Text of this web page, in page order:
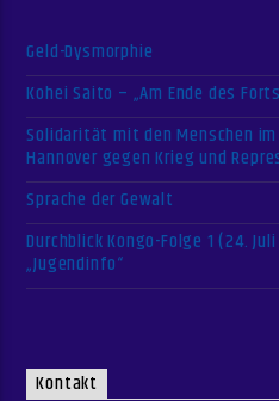
Geld-Dysmorphie
Kohei Saito – „Am Ende des
Solidarität mit den Menschen
Hannover gegen Krieg und
Sprache der Gewalt
Durchblick Kongo-Folge 1 (24.
„Jugendinfo“
Kontakt